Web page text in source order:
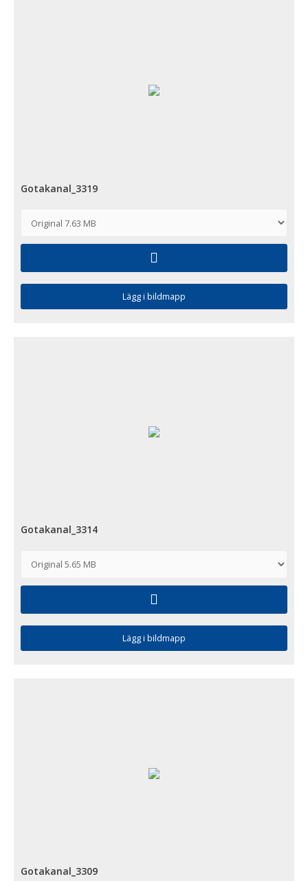
Gotakanal_3319
Lägg i bildmapp
Gotakanal_3314
Lägg i bildmapp
Gotakanal_3309